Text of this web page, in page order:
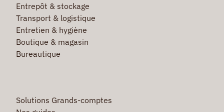
Entrepôt & stockage
Transport & logistique
Entretien & hygiène
Boutique & magasin
Bureautique
Solutions Grands-comptes